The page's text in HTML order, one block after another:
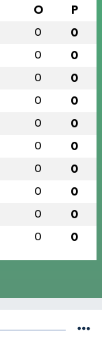
O P
0 0
0 0
0 0
0 0
0 0
0 0
0 0
0 0
0 0
0 0